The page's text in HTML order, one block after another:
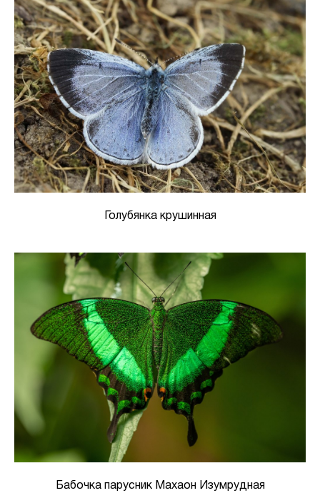
Голубянка крушинная
Бабочка парусник Махаон Изумрудная